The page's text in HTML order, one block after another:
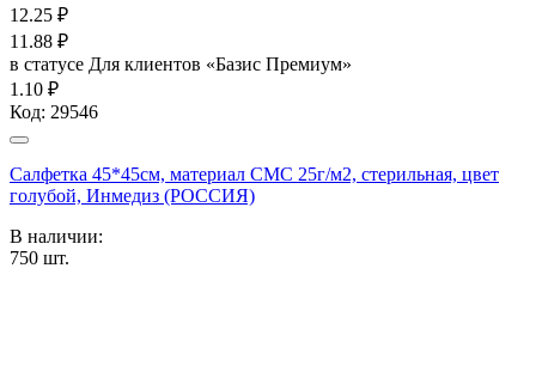
12.25 ₽
11.88 ₽
в статусе Для клиентов «Базис Премиум»
1.10 ₽
Код: 29546
Салфетка 45*45см, материал СМС 25г/м2, стерильная, цвет
голубой, Инмедиз (РОССИЯ)
В наличии:
750 шт.